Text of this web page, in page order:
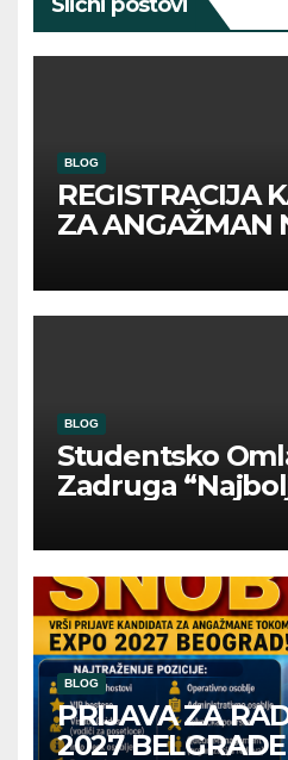
BLOG
REGISTRACIJA
ZA ANGAŽMAN
BLOG
Studentsko
Zadruga
BLOG
PRIJAVA ZA
2027 BELGRADE